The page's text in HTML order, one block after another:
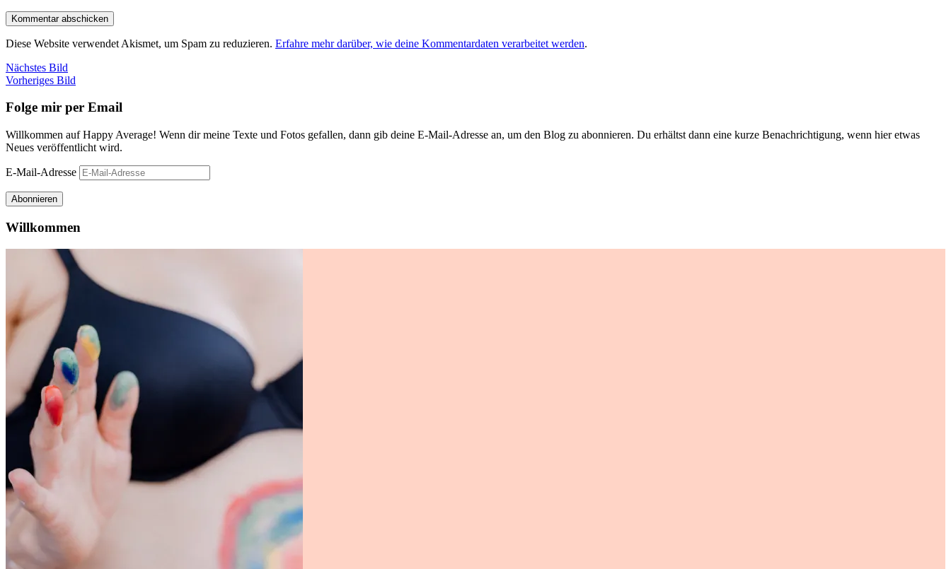
Diese Website verwendet Akismet, um Spam zu reduzieren. Erfahre mehr darüber, wie deine Kommentardaten verarbeitet werden.
Nächstes Bild
Vorheriges Bild
Folge mir per Email
Willkommen auf Happy Average! Wenn dir meine Texte und Fotos gefallen, dann gib deine E-Mail-Adresse an, um den Blog zu abonnieren. Du erhältst dann eine kurze Benachrichtigung, wenn hier etwas
Neues veröffentlicht wird.
E-Mail-Adresse
Abonnieren
Willkommen